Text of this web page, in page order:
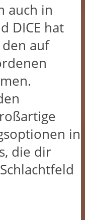
auch in
DICE hat
auf
in
die dir